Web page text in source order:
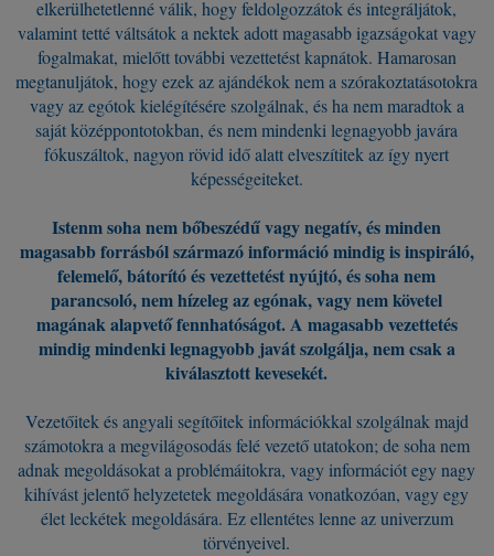
elkerülhetetlenné válik, hogy feldolgozzátok és integráljátok,
valamint tetté váltsátok a nektek adott magasabb igazságokat vagy
fogalmakat, mielőtt további vezettetést kapnátok. Hamarosan
megtanuljátok, hogy ezek az ajándékok nem a szórakoztatásotokra
vagy az egótok kielégítésére szolgálnak, és ha nem maradtok a
saját középpontotokban, és nem mindenki legnagyobb javára
fókuszáltok, nagyon rövid idő alatt elveszítitek az így nyert
képességeiteket.
Istenm soha nem bőbeszédű vagy negatív, és minden
magasabb forrásból származó információ mindig is inspiráló,
felemelő, bátorító és vezettetést nyújtó, és soha nem
parancsoló, nem hízeleg az egónak, vagy nem követel
magának alapvető fennhatóságot. A magasabb vezettetés
mindig mindenki legnagyobb javát szolgálja, nem csak a
kiválasztott kevesekét.
Vezetőitek és angyali segítőitek információkkal szolgálnak majd
számotokra a megvilágosodás felé vezető utatokon; de soha nem
adnak megoldásokat a problémáitokra, vagy információt egy nagy
kihívást jelentő helyzetetek megoldására vonatkozóan, vagy egy
élet leckétek megoldására. Ez ellentétes lenne az univerzum
törvényeivel.